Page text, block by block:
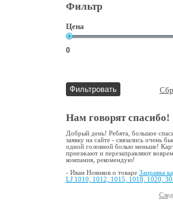
Фильтр
Цена
Нам говорят спасибо!
Добрый день! Ребята, большое
заявку на сайте - связались очень
одной головной болью меньше!
приезжают и перезаправляют
компания, рекомендую!
- Иван Новиков о товаре Заправка
LJ 1010, 1012, 1015, 1018, 1020,